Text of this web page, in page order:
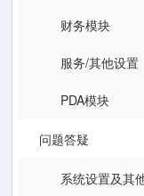
财务模块
服务/其他设置
PDA模块
问题答疑
系统设置及其